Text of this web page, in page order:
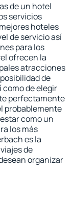
de un hotel
servicios
hoteles
de servicio así
para los
ofrecen la
atracciones
de
de elegir
perfectamente
probablemente
como un
los más
es la
de
organizar